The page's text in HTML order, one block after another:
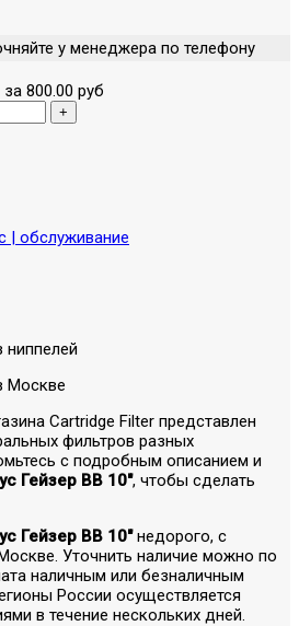
у менеджера по телефону
800.00 руб
| обслуживание
Москве
Cartridge Filter представлен
фильтров разных
с подробным описанием и
Гейзер ВВ 10", чтобы сделать
Гейзер ВВ 10"недорого, с
Уточнить наличие можно по
наличным или безналичным
России осуществляется
в течение нескольких дней.